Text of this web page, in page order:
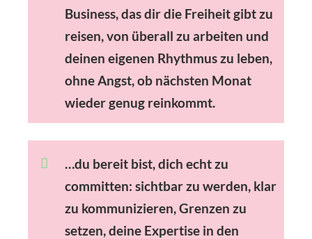
Business, das dir die Freiheit gibt zu
reisen, von überall zu arbeiten und
deinen eigenen Rhythmus zu leben,
ohne Angst, ob nächsten Monat
wieder genug reinkommt.
…du bereit bist, dich echt zu
committen: sichtbar zu werden, klar
zu kommunizieren, Grenzen zu
setzen, deine Expertise in den